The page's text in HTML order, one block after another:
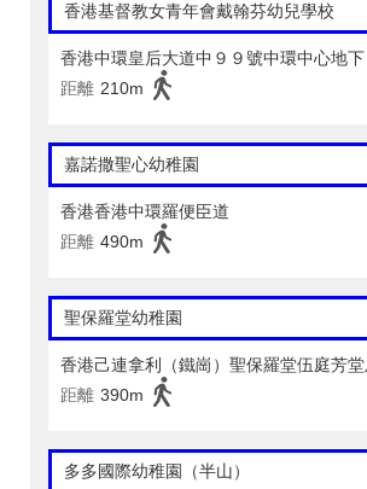
香港基督教女青年會戴翰芬幼兒學校
香港中環皇后大道中９９號中環中心地下
距離 210m
嘉諾撒聖心幼稚園
香港香港中環羅便臣道
距離 490m
聖保羅堂幼稚園
香港己連拿利（鐵崗）聖保羅堂伍庭芳
距離 390m
多多國際幼稚園（半山）